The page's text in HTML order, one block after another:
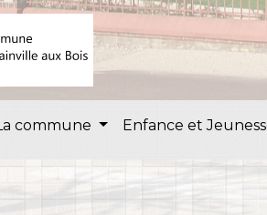
commune Enfance et